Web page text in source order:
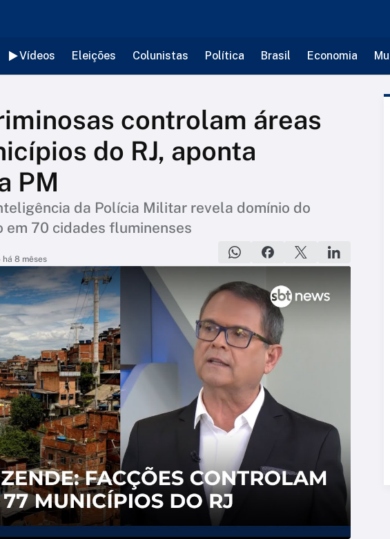
Vídeos Eleições Colunistas Política Brasil Economia
controlam áreas
do RJ, aponta
PM
da Polícia Militar revela domínio do
em 70 cidades fluminenses
há 8 mêses